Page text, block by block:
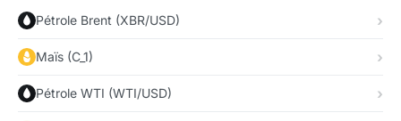
Pétrole Brent (XBR/USD)
Maïs (C_1)
Pétrole WTI (WTI/USD)